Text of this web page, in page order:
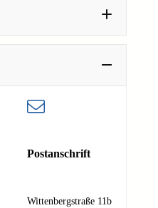
Postanschrift
Wittenbergstraße 11b